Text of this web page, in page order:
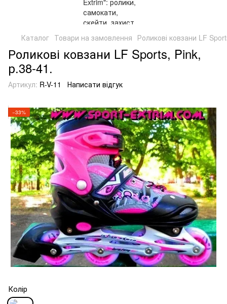
Каталог Товари на замовлення Роликові ковзани LF
Роликові ковзани LF Sports, Pink,
р.38-41.
Артикул: R-V-11 Написати відгук
−33%
Колір